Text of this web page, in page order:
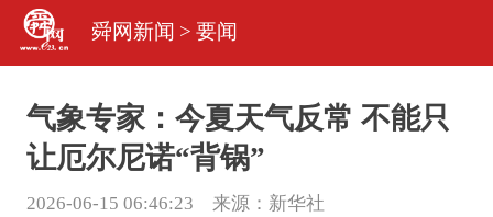
舜网新闻 > 要闻
气象专家：今夏天气反常 不能只
让厄尔尼诺“背锅”
2026-06-15 06:46:23 来源： 新华社